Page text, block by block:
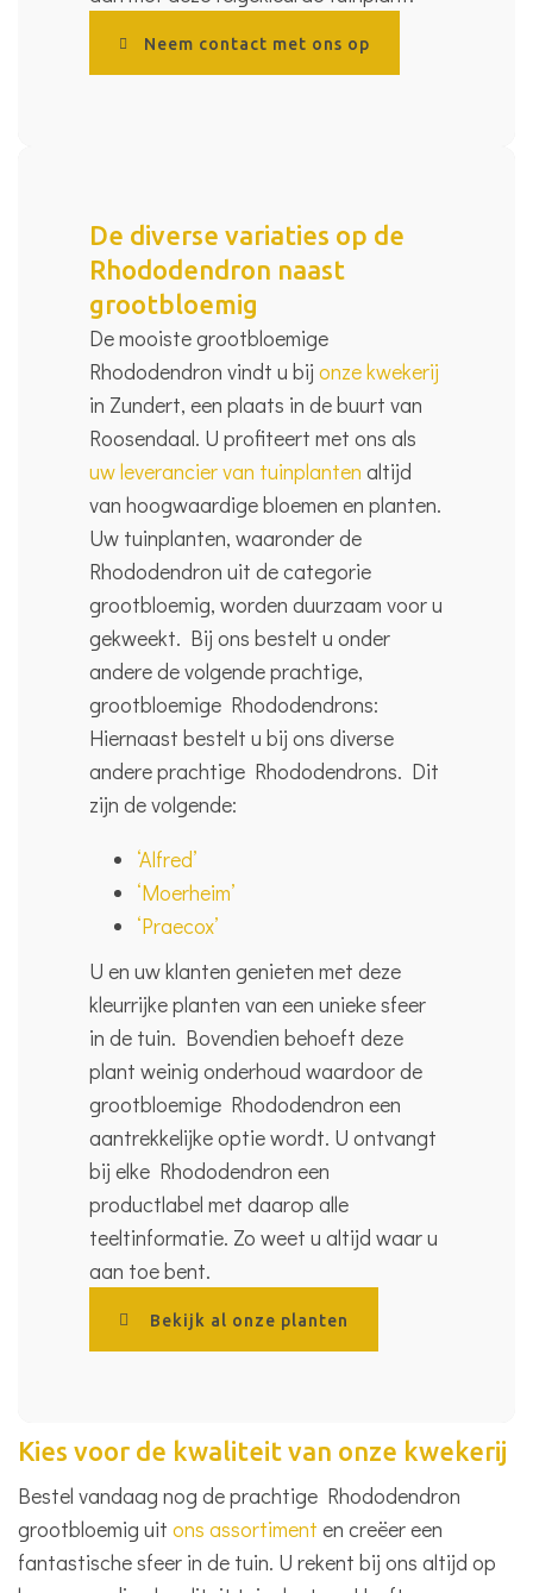
Neem contact met ons op
De diverse variaties op de
Rhododendron naast
grootbloemig
De mooiste grootbloemige
Rhododendron vindt u bij onze kwekerij
in Zundert, een plaats in de buurt van
Roosendaal. U profiteert met ons als
uw leverancier van tuinplanten altijd
van hoogwaardige bloemen en planten.
Uw tuinplanten, waaronder de
Rhododendron uit de categorie
grootbloemig, worden duurzaam voor u
gekweekt. Bij ons bestelt u onder
andere de volgende prachtige,
grootbloemige Rhododendrons:
Hiernaast bestelt u bij ons diverse
andere prachtige Rhododendrons. Dit
zijn de volgende:
‘Alfred’
‘Moerheim’
‘Praecox’
U en uw klanten genieten met deze
kleurrijke planten van een unieke sfeer
in de tuin. Bovendien behoeft deze
plant weinig onderhoud waardoor de
grootbloemige Rhododendron een
aantrekkelijke optie wordt. U ontvangt
bij elke Rhododendron een
productlabel met daarop alle
teeltinformatie. Zo weet u altijd waar u
aan toe bent.
Bekijk al onze planten
Kies voor de kwaliteit van onze kwekerij
Bestel vandaag nog de prachtige Rhododendron
grootbloemig uit ons assortiment en creëer een
fantastische sfeer in de tuin. U rekent bij ons altijd op